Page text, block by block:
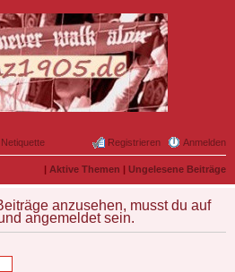
Netiquette Anmelden
Registrieren
| Aktive Themen | Ungelesene Beiträge
anzusehen, musst du auf
angemeldet sein.